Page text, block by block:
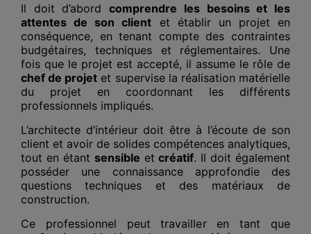
Il doit d’abordcomprendre les besoins et les
attentes de son client et établir un projet en
conséquence, en tenant compte des contraintes
budgétaires, techniques et réglementaires. Une
fois que le projet est accepté, il assume le rôle de
chef de projet et supervise la réalisation matérielle
du projet en coordonnant les différents
professionnels impliqués.
L’architecte d’intérieur doit être à l’écoute de son
client et avoir de solides compétences analytiques,
tout en étant sensible etcréatif. Il doit également
posséder une connaissance approfondie des
questions techniques et des matériaux de
construction.
Ce professionnel peut travailler en tant que